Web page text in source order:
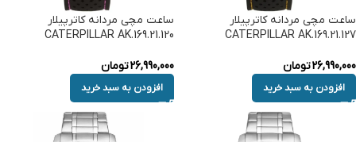
ساعت مچی مردانه کاترپیلار
CATERPILLAR AK.169.21.127
26,990,000تومان
افزودن به سبد خرید
ساعت مچی مردانه کاترپیلار
CATERPILLAR AK.169.21.120
26,990,000تومان
افزودن به سبد خرید